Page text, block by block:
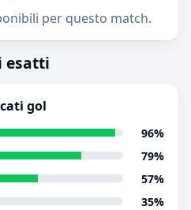
per questo match.
esatti
gol
96%
79%
57%
35%